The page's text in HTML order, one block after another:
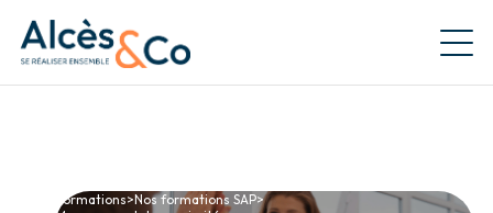
Retour à la page d'accueil
Formations>Nos formations SAP>